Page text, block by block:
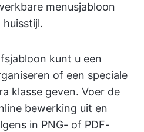
menusjabloon
huisstijl.
kunt u een
of een speciale
klasse geven. Voer de
bewerking uit en
in PNG- of PDF-